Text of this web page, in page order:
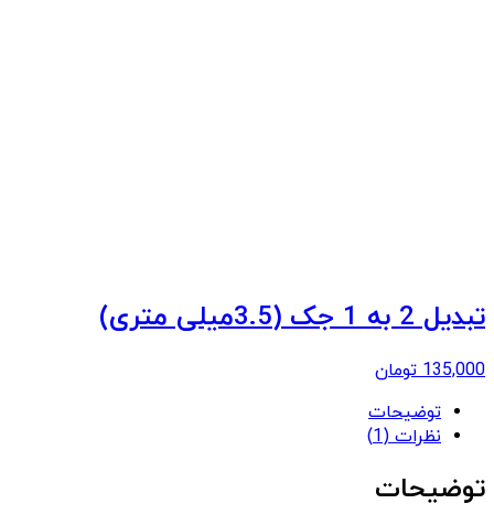
تبدیل 2 به 1 جک (3.5میلی متری)
135,000 تومان
توضیحات
نظرات (1)
توضیحات